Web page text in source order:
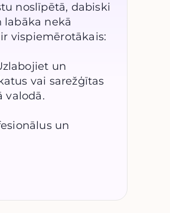
noslīpētā, dabiski
labāka nekā
vispiemērotākais:
un
vai sarežģītas
valodā.
un